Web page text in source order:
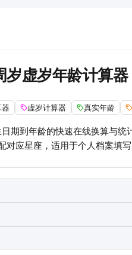
岁虚岁年龄计算器
虚岁计算器 真实年龄
期到年龄的快速在线换算与
应星座，适用于个人档案填